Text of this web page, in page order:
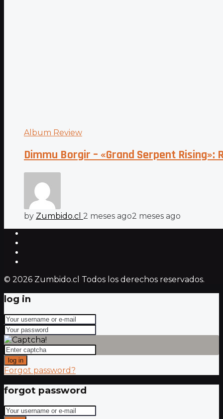
Album Review
Dimmu Borgir – «Grand Serpent
by Zumbido.cl 2 meses ago2 meses ago
© 2026 Zumbido.cl Todos los derechos reservados.
log in
log in
Forgot password?
forgot password